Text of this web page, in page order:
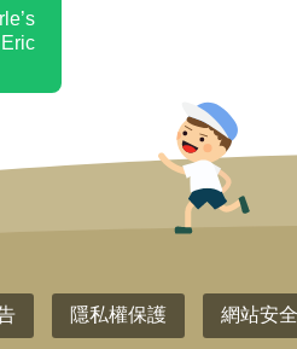
隱私權保護 網站安